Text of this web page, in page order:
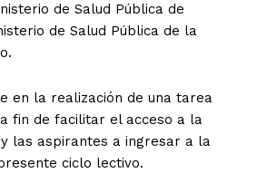
de Salud Pública de
de Salud Pública de la
en la realización de una tarea
fin de facilitar el acceso a la
las aspirantes a ingresar a la
ciclo lectivo.